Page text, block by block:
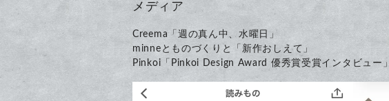
メディア
Creema「週の真ん中、水曜日」
minneとものづくりと「新作おしえて」
Pinkoi「Pinkoi Design Award 優秀賞受賞インタビュー」